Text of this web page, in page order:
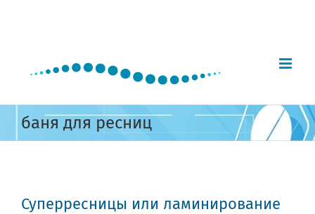
баня для ресниц
Суперресницы или ламинирование